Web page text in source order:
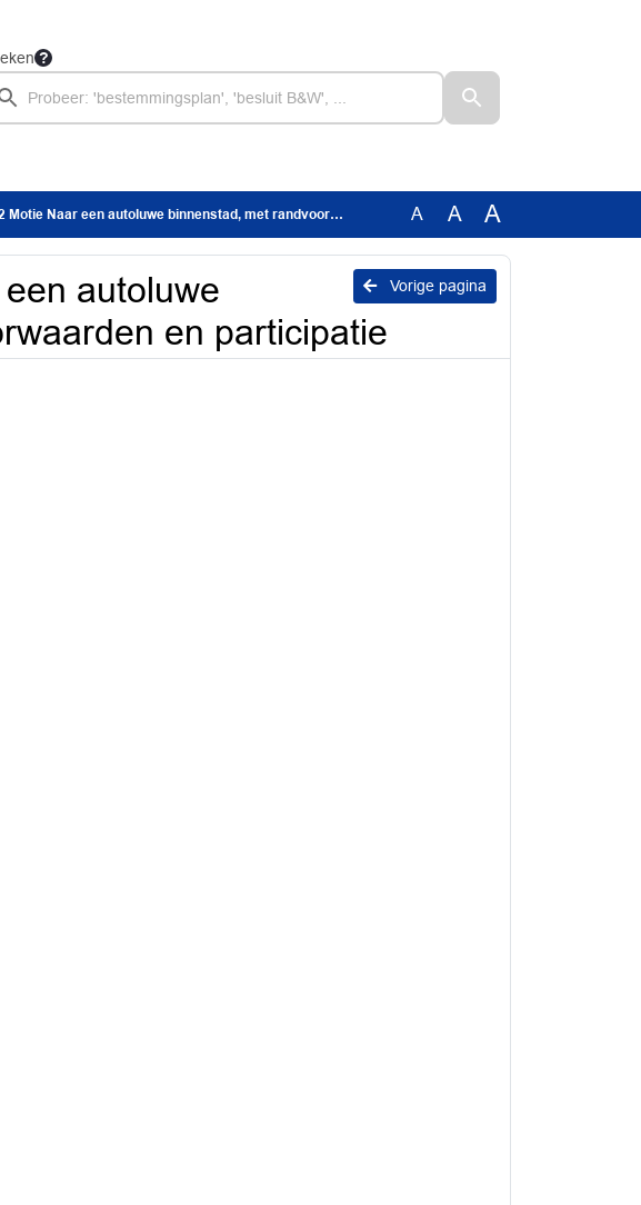
Naar een autoluwe binnenstad, met randvoorwaarden en participatie A A A
Vorige pagina
autoluwe
en participatie